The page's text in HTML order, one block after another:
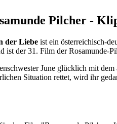
Pilcher -
der Liebe ist ein österreichisch-
ist der 31. Film der Rosamunde-
June glücklich mit
Situation rettet, wird ihr